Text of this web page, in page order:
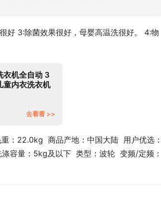
好 3:除菌效果很好，母婴高温洗很好。 4:物
衣机全自动 3
童内衣洗衣机
去看看 >>
：22.0kg  商品产地：中国大陆  用户优选：
容量：5kg及以下  类型：波轮  变频/定频：